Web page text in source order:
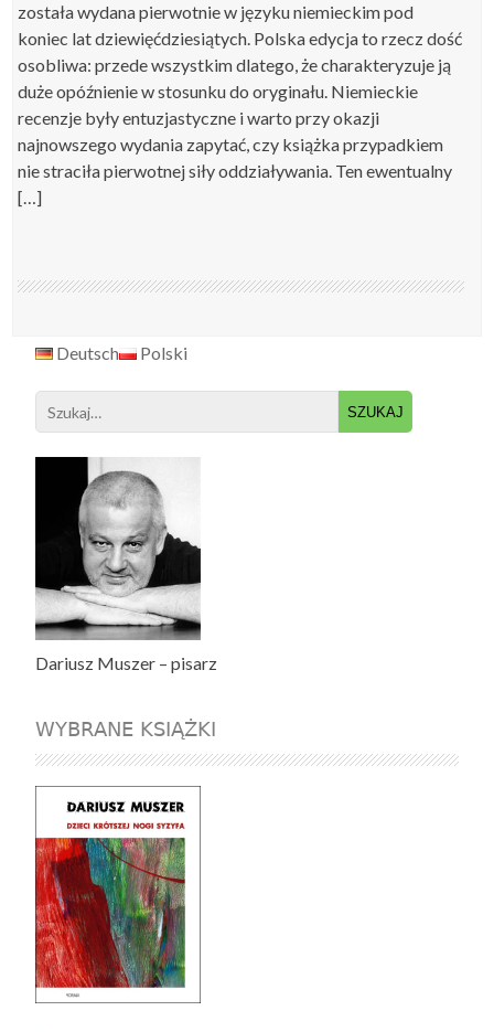
została wydana pierwotnie w języku niemieckim pod
koniec lat dziewięćdziesiątych. Polska edycja to rzecz dość
osobliwa: przede wszystkim dlatego, że charakteryzuje ją
duże opóźnienie w stosunku do oryginału. Niemieckie
recenzje były entuzjastyczne i warto przy okazji
najnowszego wydania zapytać, czy książka przypadkiem
nie straciła pierwotnej siły oddziaływania. Ten ewentualny
[…]
Deutsch Polski
Search
for:
Dariusz Muszer – pisarz
WYBRANE KSIĄŻKI